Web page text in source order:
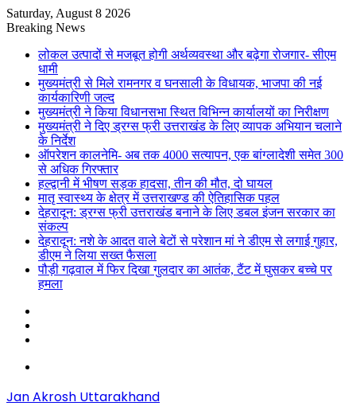
Saturday, August 8 2026
Breaking News
लोकल उत्पादों से मजबूत होगी अर्थव्यवस्था और बढ़ेगा रोजगार- सीएम
धामी
मुख्यमंत्री से मिले रामनगर व घनसाली के विधायक, भाजपा की नई
कार्यकारिणी जल्द
मुख्यमंत्री ने किया विधानसभा स्थित विभिन्न कार्यालयों का निरीक्षण
मुख्यमंत्री ने दिए ड्रग्स फ्री उत्तराखंड के लिए व्यापक अभियान चलाने
के निर्देश
ऑपरेशन कालनेमि- अब तक 4000 सत्यापन, एक बांग्लादेशी समेत 300
से अधिक गिरफ्तार
हल्द्वानी में भीषण सड़क हादसा, तीन की मौत, दो घायल
मातृ स्वास्थ्य के क्षेत्र में उत्तराखण्ड की ऐतिहासिक पहल
देहरादून: ड्रग्स फ्री उत्तराखंड बनाने के लिए डबल इंजन सरकार का
संकल्प
देहरादून: नशे के आदत वाले बेटों से परेशान मां ने डीएम से लगाई गुहार,
डीएम ने लिया सख्त फैसला
पौड़ी गढ़वाल में फिर दिखा गुलदार का आतंक, टैंट में घुसकर बच्चे पर
हमला
Jan Akrosh Uttarakhand